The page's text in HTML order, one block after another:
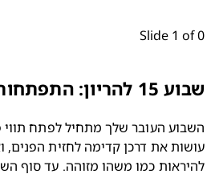
Slide 1
התינוק שלך